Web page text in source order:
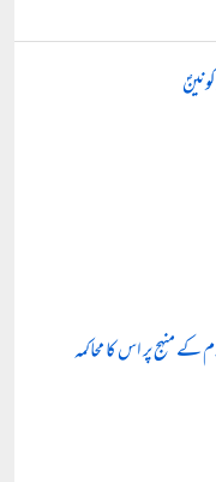
منہج پر اس کا محاکمہ